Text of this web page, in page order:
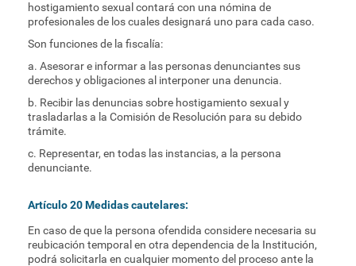
hostigamiento sexual contará con una nómina de
profesionales de los cuales designará uno para cada caso.
Son funciones de la fiscalía:
a. Asesorar e informar a las personas denunciantes sus
derechos y obligaciones al interponer una denuncia.
b. Recibir las denuncias sobre hostigamiento sexual y
trasladarlas a la Comisión de Resolución para su debido
trámite.
c. Representar, en todas las instancias, a la persona
denunciante.
Artículo 20 Medidas cautelares:
En caso de que la persona ofendida considere necesaria su
reubicación temporal en otra dependencia de la Institución,
podrá solicitarla en cualquier momento del proceso ante la